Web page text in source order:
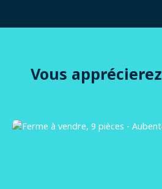
Vous apprécierez